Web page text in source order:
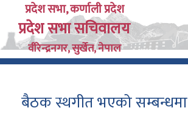
main
content
प्रदेश सभा, कर्णाली प्रदेश
प्रदेश सभा सचिवालय
वीरेन्द्रनगर, सुर्खेत, नेपाल
बैठक स्थगीत भएको सम्बन्धमा